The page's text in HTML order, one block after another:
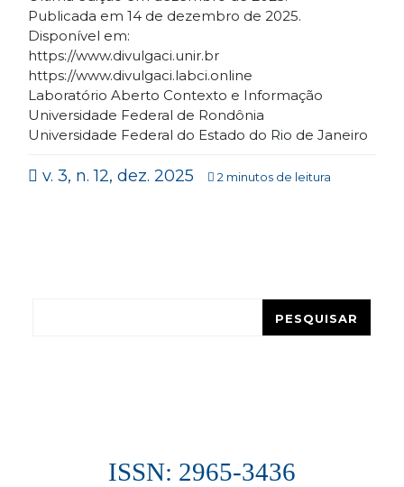
Publicada em 14 de dezembro de 2025.
Disponível em:
https://www.divulgaci.unir.br
https://www.divulgaci.labci.online
Laboratório Aberto Contexto e Informação
Universidade Federal de Rondônia
Universidade Federal do Estado do Rio de Janeiro
v. 3, n. 12, dez. 2025 2 minutos de leitura
PESQUISAR
ISSN: 2965-3436